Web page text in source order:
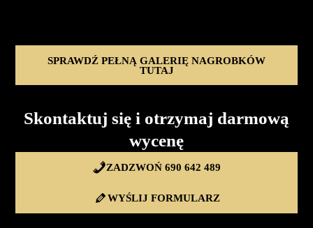
SPRAWDŹ PEŁNĄ GALERIĘ NAGROBKÓW
TUTAJ
Skontaktuj się i otrzymaj darmową
wycenę
ZADZWOŃ 690 642 489
WYŚLIJ FORMULARZ